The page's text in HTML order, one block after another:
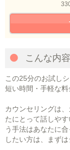
こんな内
この25分のお試し
短い時間・手軽な
カウンセリングは
たにとって話しや
う手法はあなたに
したい方は、まず